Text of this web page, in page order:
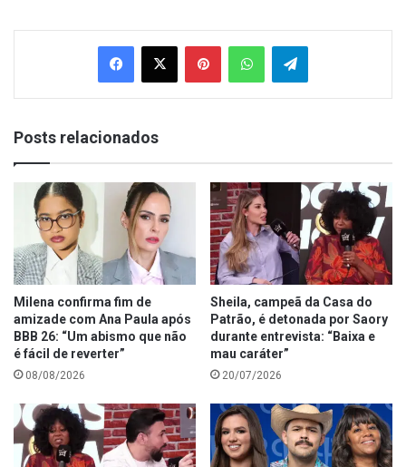
Facebook
X PinterestWhatsAppTelegram
Posts relacionados
Milena confirma fim de
amizade com Ana Paula após
BBB 26: “Um abismo que não
é fácil de reverter”
08/08/2026
Sheila, campeã da Casa do
Patrão, é detonada por Saory
durante entrevista: “Baixa e
mau caráter”
20/07/2026